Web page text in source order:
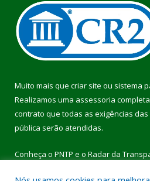
Muito mais que criar site ou sistema
Realizamos uma assessoria
contrato que todas as exigências das
pública serão atendidas.
Conheça o PNTP e o Radar da